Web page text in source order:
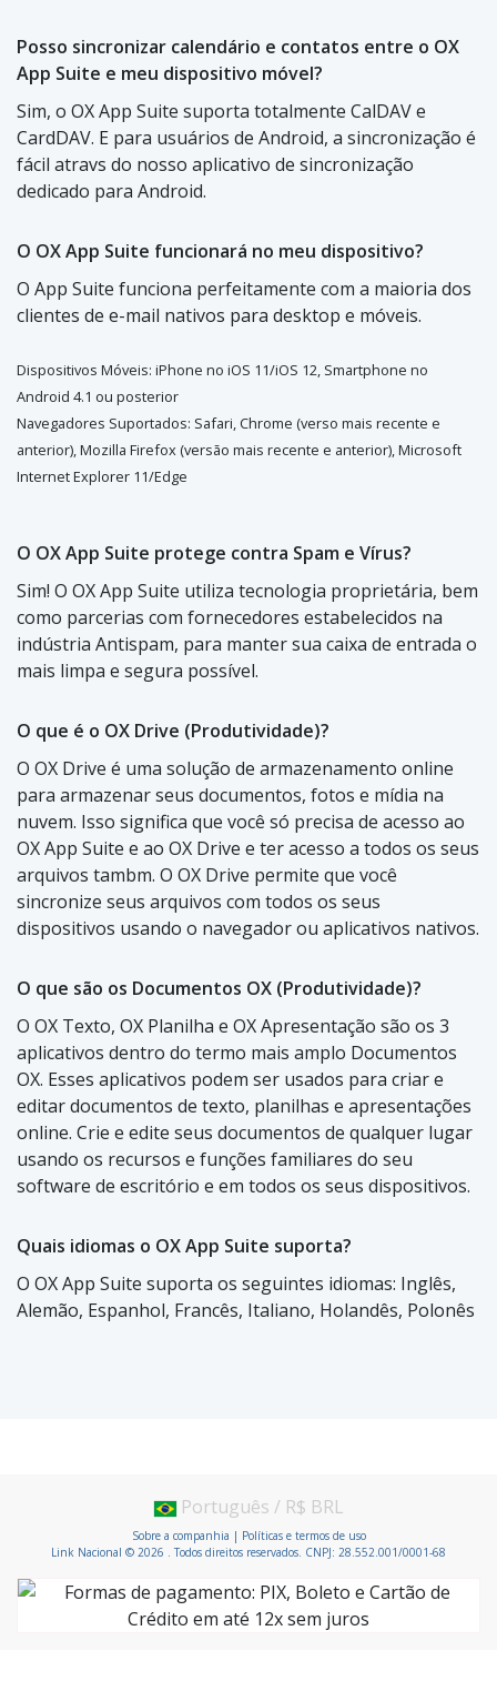
Posso sincronizar calendário e contatos entre o OX
App Suite e meu dispositivo móvel?
Sim, o OX App Suite suporta totalmente CalDAV e
CardDAV. E para usuários de Android, a sincronização é
fácil atravs do nosso aplicativo de sincronização
dedicado para Android.
O OX App Suite funcionará no meu dispositivo?
O App Suite funciona perfeitamente com a maioria dos
clientes de e-mail nativos para desktop e móveis.
Dispositivos Móveis: iPhone no iOS 11/iOS 12, Smartphone no
Android 4.1 ou posterior
Navegadores Suportados: Safari, Chrome (verso mais recente e
anterior), Mozilla Firefox (versão mais recente e anterior), Microsoft
Internet Explorer 11/Edge
O OX App Suite protege contra Spam e Vírus?
Sim! O OX App Suite utiliza tecnologia proprietária, bem
como parcerias com fornecedores estabelecidos na
indústria Antispam, para manter sua caixa de entrada o
mais limpa e segura possível.
O que é o OX Drive (Produtividade)?
O OX Drive é uma solução de armazenamento online
para armazenar seus documentos, fotos e mídia na
nuvem. Isso significa que você só precisa de acesso ao
OX App Suite e ao OX Drive e ter acesso a todos os seus
arquivos tambm. O OX Drive permite que você
sincronize seus arquivos com todos os seus
dispositivos usando o navegador ou aplicativos nativos.
O que são os Documentos OX (Produtividade)?
O OX Texto, OX Planilha e OX Apresentação são os 3
aplicativos dentro do termo mais amplo Documentos
OX. Esses aplicativos podem ser usados para criar e
editar documentos de texto, planilhas e apresentações
online. Crie e edite seus documentos de qualquer lugar
usando os recursos e funções familiares do seu
software de escritório e em todos os seus dispositivos.
Quais idiomas o OX App Suite suporta?
O OX App Suite suporta os seguintes idiomas: Inglês,
Alemão, Espanhol, Francês, Italiano, Holandês, Polonês
Português / R$ BRL
Sobre a companhia | Políticas e termos de uso
Link Nacional © 2026 . Todos direitos reservados. CNPJ: 28.552.001/0001-68